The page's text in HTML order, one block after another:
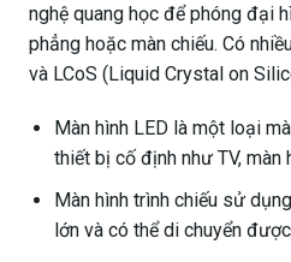
nghệ quang học để phóng đại
phẳng hoặc màn chiếu. Có
và LCoS (Liquid Crystal on
Màn hình LED là một loại
thiết bị cố định như TV, màn
Màn hình trình chiếu sử
lớn và có thể di chuyển